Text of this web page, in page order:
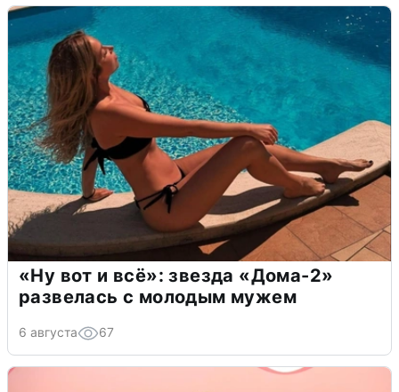
«Ну вот и всё»: звезда «Дома-2»
развелась с молодым мужем
6 августа 67